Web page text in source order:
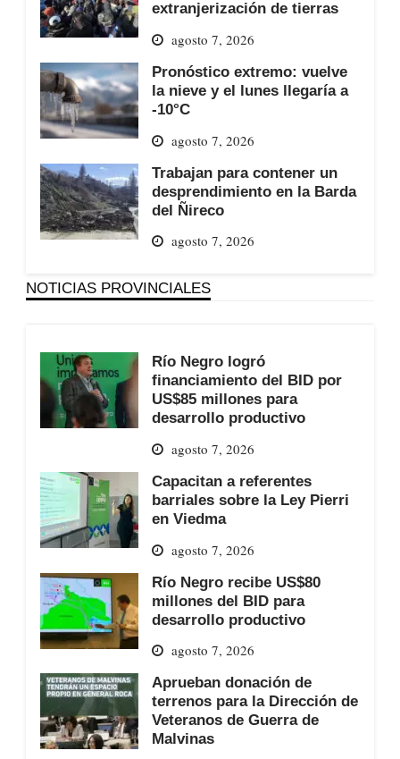
extranjerización de tierras
agosto 7, 2026
Pronóstico extremo: vuelve
la nieve y el lunes llegaría a
-10°C
agosto 7, 2026
Trabajan para contener un
desprendimiento en la Barda
del Ñireco
agosto 7, 2026
NOTICIAS PROVINCIALES
Río Negro logró
financiamiento del BID por
US$85 millones para
desarrollo productivo
agosto 7, 2026
Capacitan a referentes
barriales sobre la Ley Pierri
en Viedma
agosto 7, 2026
Río Negro recibe US$80
millones del BID para
desarrollo productivo
agosto 7, 2026
Aprueban donación de
terrenos para la Dirección de
Veteranos de Guerra de
Malvinas